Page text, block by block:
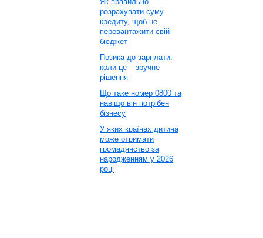
розрахувати суму
кредиту, щоб не
перевантажити свій
бюджет
Позика до зарплати:
коли це – зручне
рішення
Що таке номер 0800 та
навіщо він потрібен
бізнесу
У яких країнах дитина
може отримати
громадянство за
народженням у 2026
році